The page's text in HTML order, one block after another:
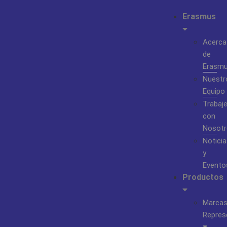
Erasmus
Acerca
de
Equipo
Trabaje
con
y
Productos
Marcas